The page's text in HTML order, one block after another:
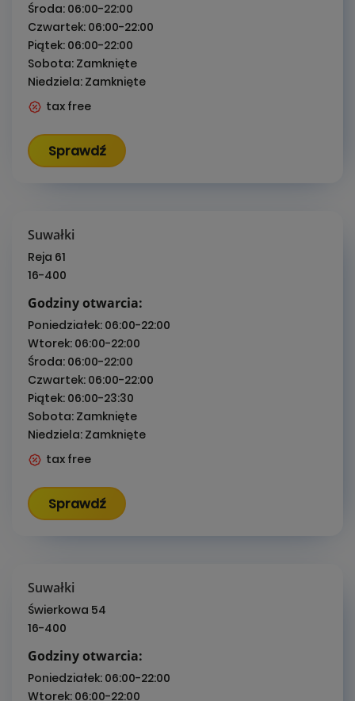
Środa: 06:00-22:00
Czwartek: 06:00-22:00
Piątek: 06:00-22:00
Sobota: Zamknięte
Niedziela: Zamknięte
tax free
Sprawdź
Suwałki
Reja 61
16-400
Godziny otwarcia:
Poniedziałek: 06:00-22:00
Wtorek: 06:00-22:00
Środa: 06:00-22:00
Czwartek: 06:00-22:00
Piątek: 06:00-23:30
Sobota: Zamknięte
Niedziela: Zamknięte
tax free
Sprawdź
Suwałki
Świerkowa 54
16-400
Godziny otwarcia:
Poniedziałek: 06:00-22:00
Wtorek: 06:00-22:00